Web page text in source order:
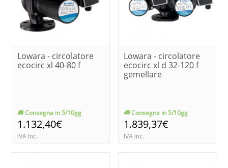
Lowara - circolatore
ecocirc xl 40-80 f
Consegna in 5/10gg
1.132,40€
IVA Inc.
Lowara - circolatore
ecocirc xl d 32-120 f
gemellare
Consegna in 5/10gg
1.839,37€
IVA Inc.